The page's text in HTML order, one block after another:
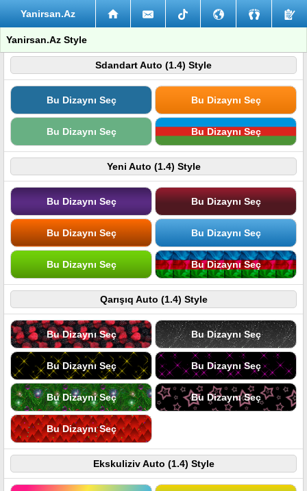
Yanirsan.Az
Yanirsan.Az Style
Sdandart Auto (1.4) Style
Bu Dizaynı Seç Bu Dizaynı Seç
Bu Dizaynı Seç Bu Dizaynı Seç
Yeni Auto (1.4) Style
Bu Dizaynı Seç Bu Dizaynı Seç
Bu Dizaynı Seç Bu Dizaynı Seç
Bu Dizaynı Seç Bu Dizaynı Seç
Qarışıq Auto (1.4) Style
Bu Dizaynı Seç Bu Dizaynı Seç
Bu Dizaynı Seç Bu Dizaynı Seç
Bu Dizaynı Seç Bu Dizaynı Seç
Bu Dizaynı Seç
Ekskuliziv Auto (1.4) Style